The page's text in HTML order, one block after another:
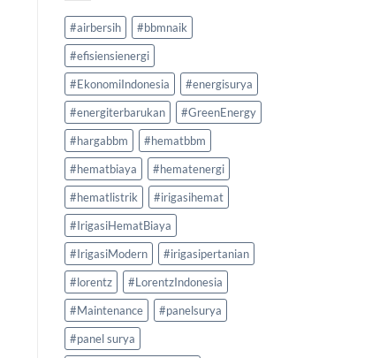
#airbersih
#bbmnaik
#efisiensienergi
#EkonomiIndonesia
#energisurya
#energiterbarukan
#GreenEnergy
#hargabbm
#hematbbm
#hematbiaya
#hematenergi
#hematlistrik
#irigasihemat
#IrigasiHematBiaya
#IrigasiModern
#irigasipertanian
#lorentz
#LorentzIndonesia
#Maintenance
#panelsurya
#panel surya